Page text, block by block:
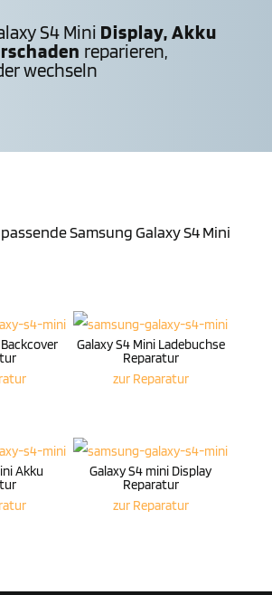
S4 Mini Display, Akku
reparieren,
wechseln
Samsung Galaxy S4 Mini
Galaxy S4 Mini Lade­buchse
Reparatur
zur Repa­ratur
Akku
Galaxy S4 mini Display
Reparatur
zur Repa­ratur